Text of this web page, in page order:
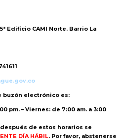
Edificio CAMI Norte. Barrio La
buzón electrónico es:
pm. – Viernes: de 7:00 am. a 3:00
después de estos horarios se
DÍA HÁBIL. Por favor, abstenerse